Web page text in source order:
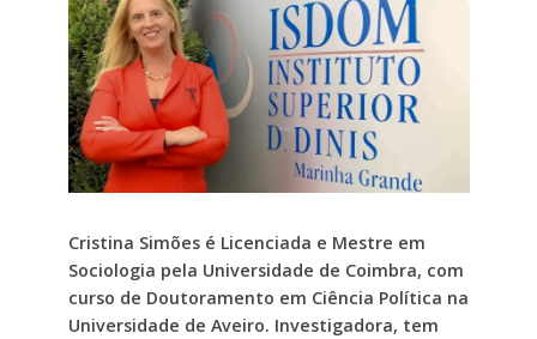
Cristina Simões é Licenciada e Mestre em
Sociologia pela Universidade de Coimbra, com
curso de Doutoramento em Ciência Política na
Universidade de Aveiro. Investigadora, tem